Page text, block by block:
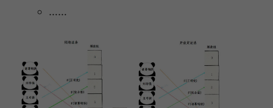
……